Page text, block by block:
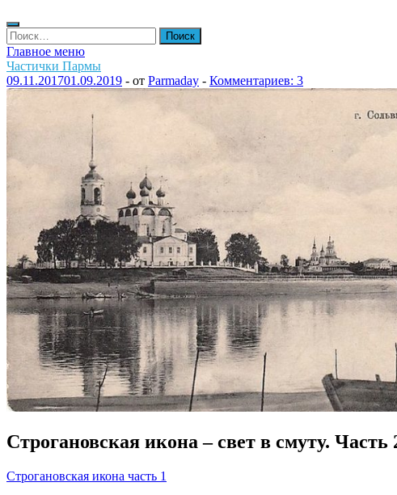
Найти:
Главное меню
Частички Пармы
09.11.201701.09.2019 - от Parmaday - Комментариев: 3
Строгановская икона – свет в смуту. Часть
Строгановская икона часть 1